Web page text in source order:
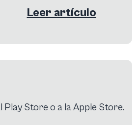
Leer artículo
Store o a la Apple Store.